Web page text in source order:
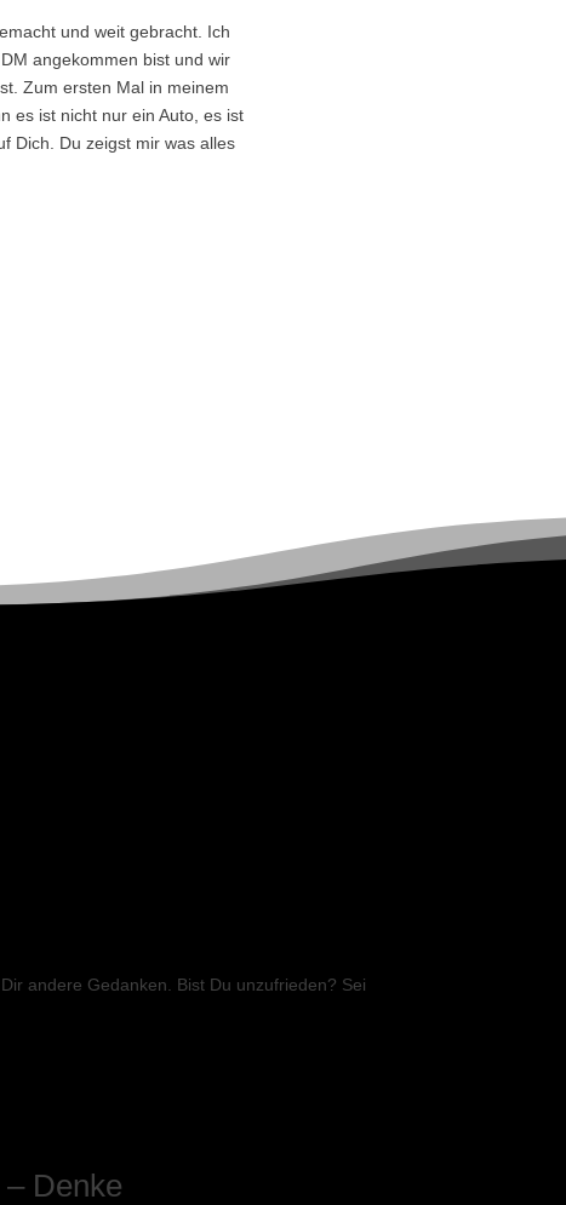
und weit gebracht. Ich
angekommen bist und wir
Zum ersten Mal in meinem
es ist nicht nur ein Auto, es ist
Dich. Du zeigst mir was alles
andere Gedanken. Bist Du unzufrieden? Sei
Denke